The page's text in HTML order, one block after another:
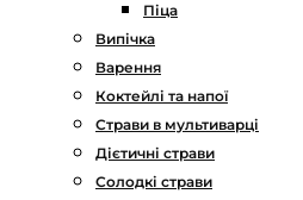
Піца
Випічка
Варення
Коктейлі та напої
Страви в мультиварці
Дієтичні страви
Солодкі страви